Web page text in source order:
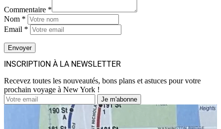
Commentaire *
Nom *
Email *
INSCRIPTION À LA NEWSLETTER
Recevez toutes les nouveautés, bons plans et astuces pour votre
prochain voyage à New York !
Je m'abonne